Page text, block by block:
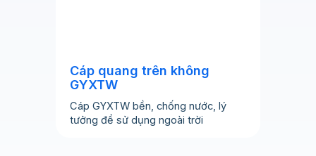
Cáp quang trên không
GYXTW
Cáp GYXTW bền, chống nước, lý
tưởng để sử dụng ngoài trời